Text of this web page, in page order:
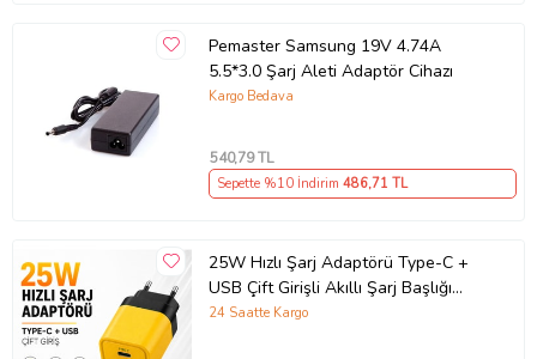
Pemaster Samsung 19V 4.74A
5.5*3.0 Şarj Aleti Adaptör Cihazı
Kargo Bedava
540,79 TL
Sepette %10 İndirim 486,71 TL
25W Hızlı Şarj Adaptörü Type-C +
USB Çift Girişli Akıllı Şarj Başlığı
Kompakt Tasarım
24 Saatte Kargo